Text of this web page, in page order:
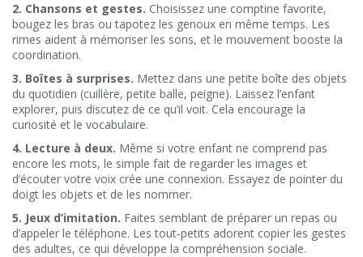
2. Chansons et gestes. Choisissez une comptine favorite,
bougez les bras ou tapotez les genoux en même temps. Les
rimes aident à mémoriser les sons, et le mouvement booste la
coordination.
3. Boîtes à surprises. Mettez dans une petite boîte des objets
du quotidien (cuillère, petite balle, peigne). Laissez l’enfant
explorer, puis discutez de ce qu’il voit. Cela encourage la
curiosité et le vocabulaire.
4. Lecture à deux. Même si votre enfant ne comprend pas
encore les mots, le simple fait de regarder les images et
d’écouter votre voix crée une connexion. Essayez de pointer du
doigt les objets et de les nommer.
5. Jeux d’imitation. Faites semblant de préparer un repas ou
d’appeler le téléphone. Les tout‑petits adorent copier les gestes
des adultes, ce qui développe la compréhension sociale.